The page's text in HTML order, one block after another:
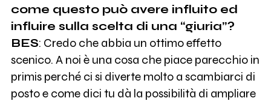
come questo può avere influito ed
influire sulla scelta di una “giuria”?
BES: Credo che abbia un ottimo effetto
scenico. A noi è una cosa che piace parecchio in
primis perché ci si diverte molto a scambiarci di
posto e come dici tu dà la possibilità di ampliare